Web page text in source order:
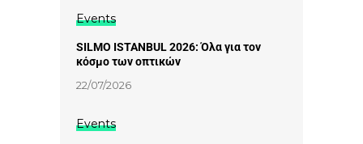
Events
SILMO ISTANBUL 2026: Όλα για τον
κόσμο των οπτικών
22/07/2026
Events